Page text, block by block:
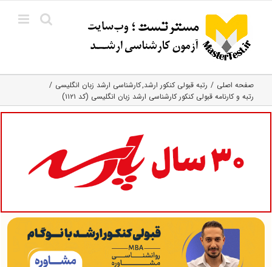
content
صفحه اصلی رتبه قبولی کنکور ارشد کارشناسی ارشد زبان انگلیسی
رتبه و کارنامه قبولی کنکور کارشناسی ارشد زبان انگلیسی (کد ۱۱۲۱)